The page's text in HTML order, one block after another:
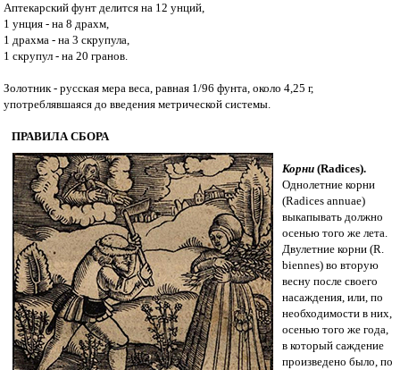
Аптекарский фунт делится на 12 унций,
1 унция - на 8 драхм,
1 драхма - на 3 скрупула,
1 скрупул - на 20 гранов.
Золотник - русская мера веса, равная 1/96 фунта, около 4,25 г,
употреблявшаяся до введения метрической системы.
ПРАВИЛА СБОРА
Корни (Radices).
Однолетние корни
(Radices annuae)
выкапывать должно
осенью того же лета.
Двулетние корни (R.
biennes) во вторую
весну после своего
насаждения, или, по
необходимости в них,
осенью того же года,
в который саждение
произведено было, по